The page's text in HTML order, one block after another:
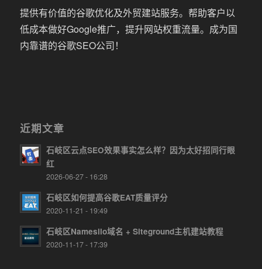
提供有价值的谷歌优化及外贸建站服务。帮助客户以
低成本做好Google推广，提升网站权重流量。成为国
内靠谱的谷歌SEO公司！
近期文章
石岐区云点SEO效果事实怎么样？因为太好招同行眼
红
2026-06-27 - 16:28
石岐区如何提高谷歌EAT质量评分
2020-11-21 - 19:49
石岐区Namesilo域名 + Siteground主机建站教程
2020-11-17 - 17:39